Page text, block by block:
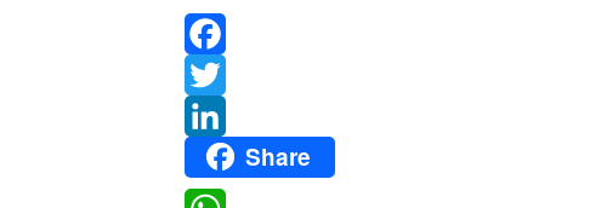
Facebook
Twitter
LinkedInShare